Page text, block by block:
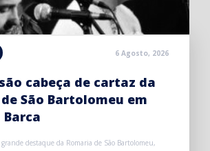
6 Agosto, 2026
cabeça de cartaz da
São Bartolomeu em
destaque da Romaria de São Bartolomeu,